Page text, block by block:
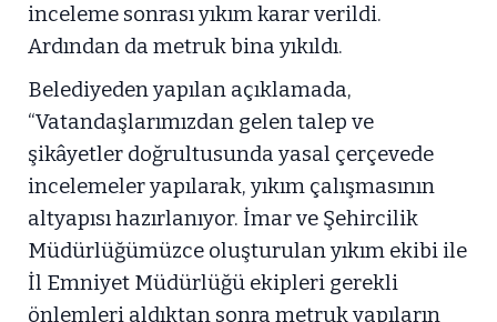
inceleme sonrası yıkım karar verildi.
Ardından da metruk bina yıkıldı.
Belediyeden yapılan açıklamada,
“Vatandaşlarımızdan gelen talep ve
şikâyetler doğrultusunda yasal çerçevede
incelemeler yapılarak, yıkım çalışmasının
altyapısı hazırlanıyor. İmar ve Şehircilik
Müdürlüğümüzce oluşturulan yıkım ekibi ile
İl Emniyet Müdürlüğü ekipleri gerekli
önlemleri aldıktan sonra metruk yapıların